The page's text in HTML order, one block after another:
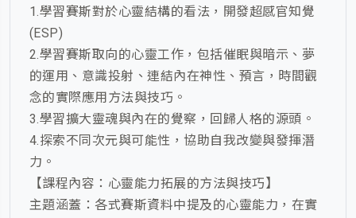
1.學習賽斯對於心靈結構的看法，開發超感官知覺
(ESP)
2.學習賽斯取向的心靈工作，包括催眠與暗示、夢
的運用、意識投射、連結內在神性、預言，時間觀
念的實際應用方法與技巧。
3.學習擴大靈魂與內在的覺察，回歸人格的源頭。
4.探索不同次元與可能性，協助自我改變與發揮潛
力。
【課程內容：心靈能力拓展的方法與技巧】
主題涵蓋：各式賽斯資料中提及的心靈能力，在實